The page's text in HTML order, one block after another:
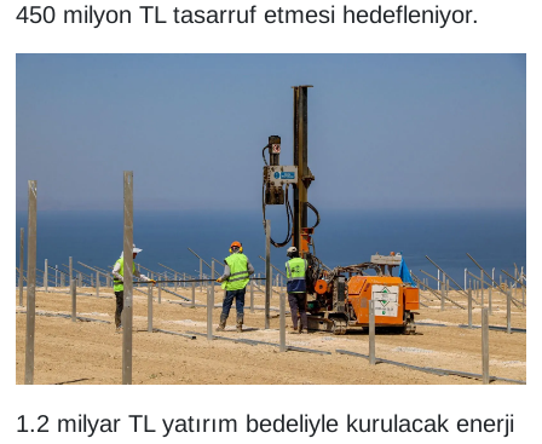
450 milyon TL tasarruf etmesi hedefleniyor.
1.2 milyar TL yatırım bedeliyle kurulacak enerji
KURDÎ
ONE EKONOMİ
POLİTİKA
Resmi İlanlar